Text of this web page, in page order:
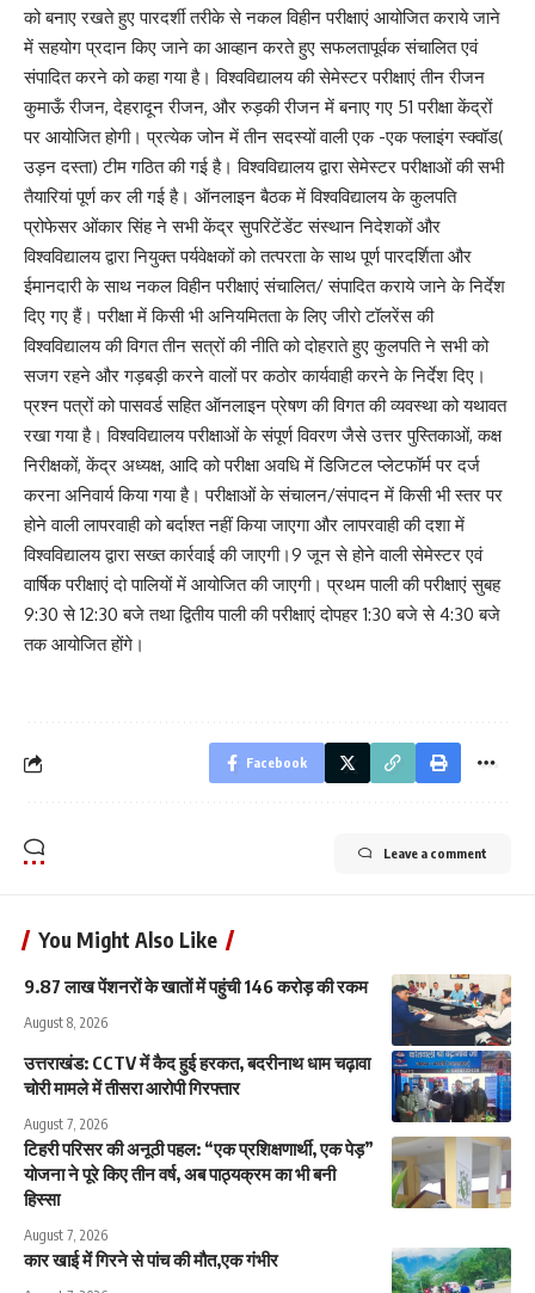
को बनाए रखते हुए पारदर्शी तरीके से नकल विहीन परीक्षाएं आयोजित कराये जाने
में सहयोग प्रदान किए जाने का आव्हान करते हुए सफलतापूर्वक संचालित एवं
संपादित करने को कहा गया है। विश्वविद्यालय की सेमेस्टर परीक्षाएं तीन रीजन
कुमाऊँ रीजन, देहरादून रीजन, और रुड़की रीजन में बनाए गए 51 परीक्षा केंद्रों
पर आयोजित होगी। प्रत्येक जोन में तीन सदस्यों वाली एक -एक फ्लाइंग स्क्वॉड(
उड़न दस्ता) टीम गठित की गई है। विश्वविद्यालय द्वारा सेमेस्टर परीक्षाओं की सभी
तैयारियां पूर्ण कर ली गई है। ऑनलाइन बैठक में विश्वविद्यालय के कुलपति
प्रोफेसर ओंकार सिंह ने सभी केंद्र सुपरिटेंडेंट संस्थान निदेशकों और
विश्वविद्यालय द्वारा नियुक्त पर्यवेक्षकों को तत्परता के साथ पूर्ण पारदर्शिता और
ईमानदारी के साथ नकल विहीन परीक्षाएं संचालित/ संपादित कराये जाने के निर्देश
दिए गए हैं। परीक्षा में किसी भी अनियमितता के लिए जीरो टॉलरेंस की
विश्वविद्यालय की विगत तीन सत्रों की नीति को दोहराते हुए कुलपति ने सभी को
सजग रहने और गड़बड़ी करने वालों पर कठोर कार्यवाही करने के निर्देश दिए।
प्रश्न पत्रों को पासवर्ड सहित ऑनलाइन प्रेषण की विगत की व्यवस्था को यथावत
रखा गया है। विश्वविद्यालय परीक्षाओं के संपूर्ण विवरण जैसे उत्तर पुस्तिकाओं, कक्ष
निरीक्षकों, केंद्र अध्यक्ष, आदि को परीक्षा अवधि में डिजिटल प्लेटफॉर्म पर दर्ज
करना अनिवार्य किया गया है। परीक्षाओं के संचालन/संपादन में किसी भी स्तर पर
होने वाली लापरवाही को बर्दाश्त नहीं किया जाएगा और लापरवाही की दशा में
विश्वविद्यालय द्वारा सख्त कार्रवाई की जाएगी।9 जून से होने वाली सेमेस्टर एवं
वार्षिक परीक्षाएं दो पालियों में आयोजित की जाएगी। प्रथम पाली की परीक्षाएं सुबह
9:30 से 12:30 बजे तथा द्वितीय पाली की परीक्षाएं दोपहर 1:30 बजे से 4:30 बजे
तक आयोजित होंगे।
Facebook
Leave a comment
You Might Also Like
9.87 लाख पेंशनरों के खातों में पहुंची 146 करोड़ की रकम
August 8, 2026
उत्तराखंड: CCTV में कैद हुई हरकत, बदरीनाथ धाम चढ़ावा
चोरी मामले में तीसरा आरोपी गिरफ्तार
August 7, 2026
टिहरी परिसर की अनूठी पहल: “एक प्रशिक्षणार्थी, एक पेड़”
योजना ने पूरे किए तीन वर्ष, अब पाठ्यक्रम का भी बनी
हिस्सा
August 7, 2026
कार खाई में गिरने से पांच की मौत,एक गंभीर